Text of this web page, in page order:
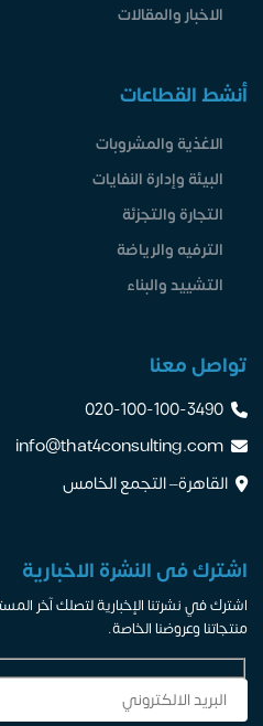
الاخبار والمقالات
أنشط القطاعات
الاغذية والمشروبات
البيئة وإدارة النفايات
التجارة والتجزئة
الترفيه والرياضة
التشييد والبناء
تواصل معنا
020-100-100-3490
info@that4consulting.com
القاهرة– التجمع الخامس
اشترك فى النشرة الاخبارية
اشترك في نشرتنا الإخبارية لتصلك آخر
منتجاتنا وعروضنا الخاصة.